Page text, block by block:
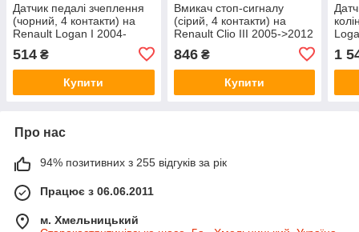
Датчик педалі зчеплення
(чорний, 4 контакти) на
Renault Logan I 2004-
(Оригінал) - 25320-00Q0C
514 ₴
Купити
Вмикач стоп-сигналу
(сірий, 4 контакти) на
Renault Clio III 2005->2012
25320-00Q0A
846₴
Купити
1
Про нас
94% позитивних з 255 відгуків за рік
Працює з 06.06.2011
м. Хмельницький